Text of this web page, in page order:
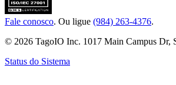
Fale conosco. Ou ligue (984) 263-4376.
© 2026 TagoIO Inc. 1017 Main Campus Dr,
Status do Sistema